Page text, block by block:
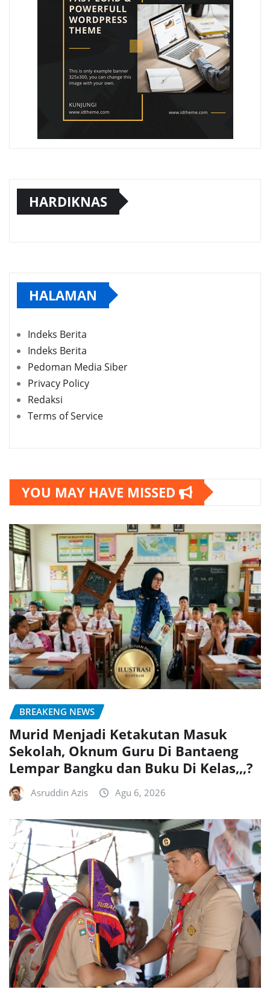
HARDIKNAS
HALAMAN
Indeks Berita
Indeks Berita
Pedoman Media Siber
Privacy Policy
Redaksi
Terms of Service
YOU MAY HAVE MISSED
BREAKENG NEWS
Murid Menjadi Ketakutan Masuk
Sekolah, Oknum Guru Di Bantaeng
Lempar Bangku dan Buku Di Kelas,,,?
Asruddin Azis Agu 6, 2026